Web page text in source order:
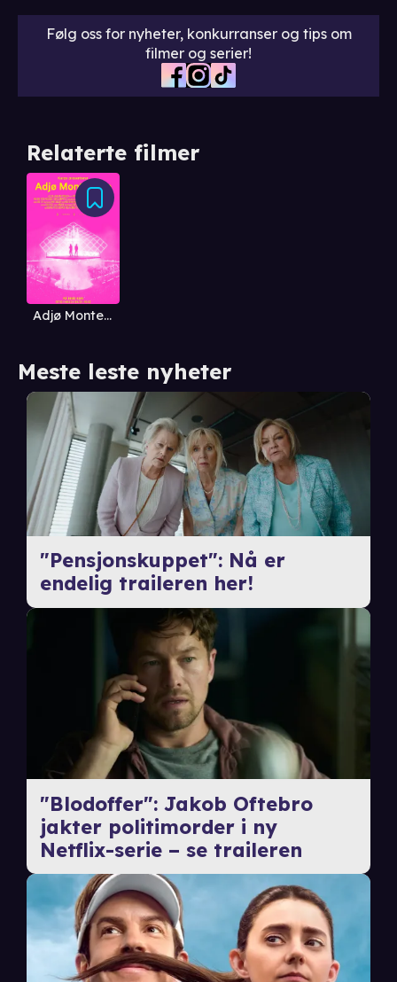
Følg oss for nyheter, konkurranser og tips om
filmer og serier!
Relaterte filmer
Adjø Montebello
Meste leste nyheter
"Pensjonskuppet": Nå er
endelig traileren her!
"Blodoffer": Jakob Oftebro
jakter politimorder i ny
Netflix-serie – se traileren